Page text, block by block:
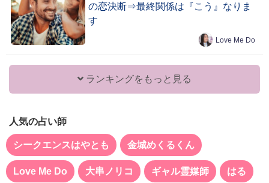
の恋決断⇒最終関係は『こう』なりま
す
Love Me Do
ランキングをもっと見る
人気の占い師
シークエンスはやとも 金城めくるくん
Love Me Do 大串ノリコ ギャル霊媒師 はる